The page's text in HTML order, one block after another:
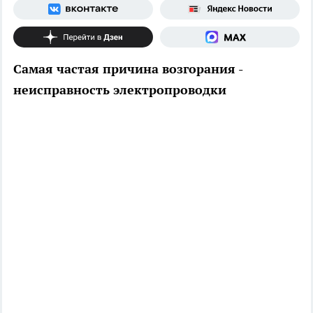
Самая частая причина возгорания -
неисправность электропроводки